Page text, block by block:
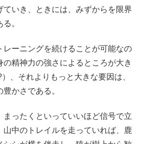
ていき、ときには、みずからを限界
。
レーニングを続けることが可能なの
の精神力の強さによるところが大き
、それよりもっと大きな要因は、
かさである。
まったくといっていいほど信号で立
山中のトレイルを走っていれば、鹿